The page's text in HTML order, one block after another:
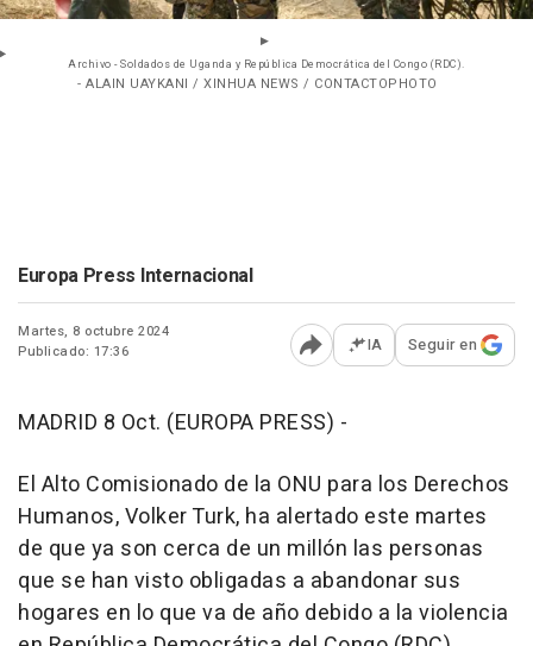
Archivo - Soldados de Uganda y República Democrática del Congo (RDC).
- ALAIN UAYKANI / XINHUA NEWS / CONTACTOPHOTO
Europa Press Internacional
Martes, 8 octubre 2024
Publicado: 17:36
Abrir opciones para
IA Seguir en
MADRID 8 Oct. (EUROPA PRESS) -
El Alto Comisionado de la ONU para los Derechos
Humanos, Volker Turk, ha alertado este martes
de que ya son cerca de un millón las personas
que se han visto obligadas a abandonar sus
hogares en lo que va de año debido a la violencia